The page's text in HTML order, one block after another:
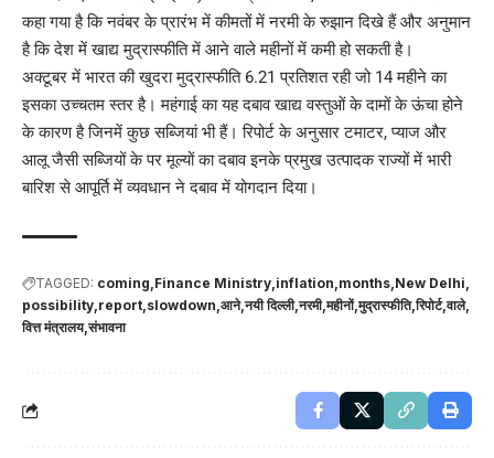
कहा गया है कि नवंबर के प्रारंभ में कीमतों में नरमी के रुझान दिखे हैं और अनुमान
है कि देश में खाद्य मुद्रास्फीति में आने वाले महीनों में कमी हो सकती है।
अक्टूबर में भारत की खुदरा मुद्रास्फीति 6.21 प्रतिशत रही जो 14 महीने का
इसका उच्चतम स्तर है। महंगाई का यह दबाव खाद्य वस्तुओं के दामों के ऊंचा होने
के कारण है जिनमें कुछ सब्जियां भी हैं। रिपोर्ट के अनुसार टमाटर, प्याज और
आलू जैसी सब्जियों के पर मूल्यों का दबाव इनके प्रमुख उत्पादक राज्यों में भारी
बारिश से आपूर्ति में व्यवधान ने दबाव में योगदान दिया।
TAGGED: coming Finance Ministry inflation months New Delhi
possibility report slowdown आने नयी दिल्ली नरमी महीनों मुद्रास्फीति रिपोर्ट वाले
वित्त मंत्रालय संभावना